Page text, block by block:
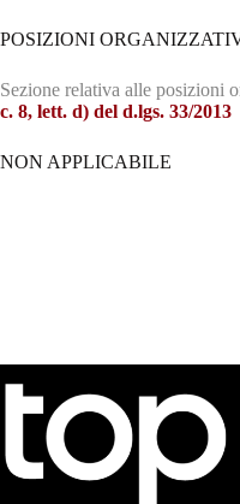
POSIZIONI
Sezione relativa alle posizioni
c. 8, lett. d) del d.lgs. 33/2013
NON APPLICABILE